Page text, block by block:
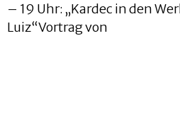
– 19 Uhr: „Kardec in den
Luiz“Vortrag von